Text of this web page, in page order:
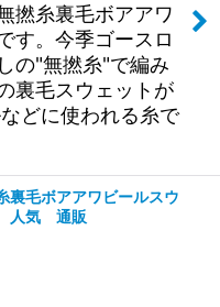
撚糸裏毛ボアアワ
す。今季ゴースロ
の"無撚糸"で編み
裏毛スウェットが
どに使われる糸で
毛ボアアワビールスウ
人気 通販